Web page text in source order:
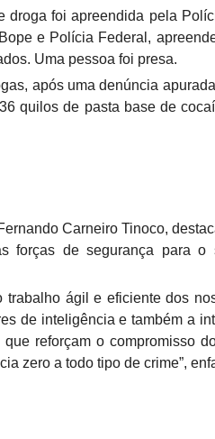
droga foi apreendida pela
e Polícia Federal,
Uma pessoa foi presa.
após uma denúncia
quilos de pasta base de
Carneiro Tinoco,
forças de segurança para o
trabalho ágil e eficiente dos
de inteligência e também a
reforçam o compromisso
zero a todo tipo de crime”,